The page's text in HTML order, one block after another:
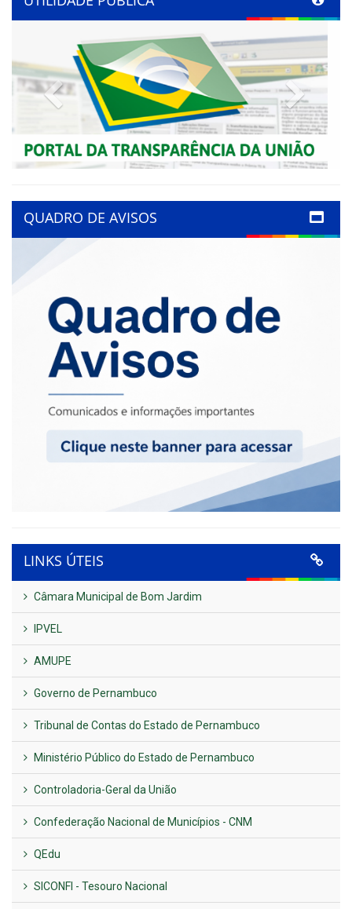
Previous Next
QUADRO DE AVISOS
LINKS ÚTEIS
Câmara Municipal de Bom Jardim
IPVEL
AMUPE
Governo de Pernambuco
Tribunal de Contas do Estado de Pernambuco
Ministério Público do Estado de Pernambuco
Controladoria-Geral da União
Confederação Nacional de Municípios - CNM
QEdu
SICONFI - Tesouro Nacional